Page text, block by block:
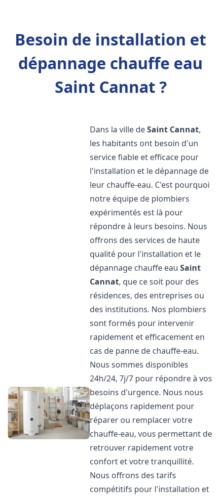
Besoin de installation et
dépannage chauffe eau
Saint Cannat ?
Dans la ville deSaint Cannat,
les habitants ont besoin d'un
service fiable et efficace pour
l'installation et le dépannage de
leur chauffe-eau. C'est pourquoi
notre équipe de plombiers
expérimentés est là pour
répondre à leurs besoins. Nous
offrons des services de haute
qualité pour l'installation et le
dépannage chauffe eauSaint
Cannat, que ce soit pour des
résidences, des entreprises ou
des institutions. Nos plombiers
sont formés pour intervenir
rapidement et efficacement en
cas de panne de chauffe-eau.
Nous sommes disponibles
24h/24, 7j/7 pour répondre à vos
besoins d'urgence. Nous nous
déplaçons rapidement pour
réparer ou remplacer votre
chauffe-eau, vous permettant de
retrouver rapidement votre
confort et votre tranquillité.
Nous offrons des tarifs
compétitifs pour l'installation et